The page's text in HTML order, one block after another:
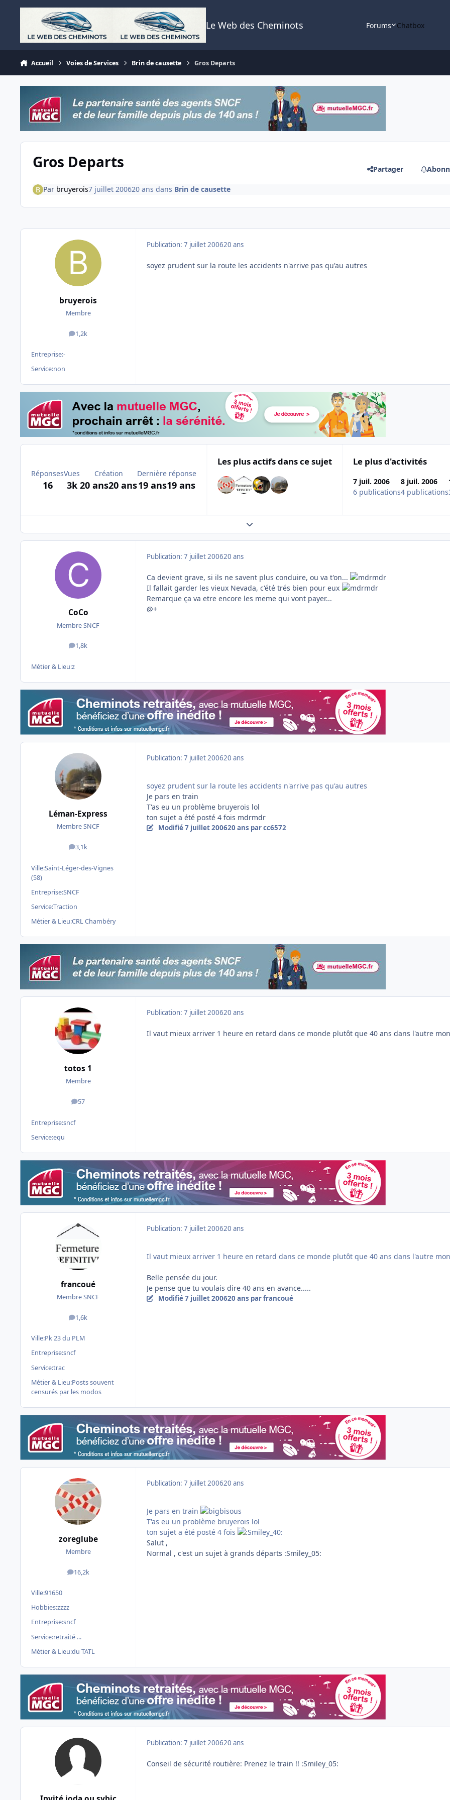
Aller au contenu
Le Web des Cheminots Forums Chatbox
Accueil Voies de Services Brin de causette Gros Departs
Gros Departs Partager
Par bruyerois7 juillet 200620 ans dans Brin de causette
bruyerois
Membre
1,2k
messages
Entreprise:-
Service:non
Publication: 7 juillet 200620 ans
soyez prudent sur la route les accidents n'arrive pas qu'au autres
Réponses
16
Vues
3k
Création
20 ans20 ans
Dernière réponse
19 ans19 ans
Les plus actifs dans ce sujet Le plus d'activités
7 juil. 2006
6 publications
8 juil. 2006
4 publications
Expand topic overview
CoCo
Membre SNCF
1,8k
messages
Métier & Lieu:z
Publication: 7 juillet 200620 ans
Ca devient grave, si ils ne savent plus conduire, ou va t'on...
Il fallait garder les vieux Nevada, c'été trés bien pour eux
Remarque ça va etre encore les meme qui vont payer...
@+
Léman-Express
Membre SNCF
3,1k
messages
Ville:Saint-Léger-des-Vignes
(58)
Entreprise:SNCF
Service:Traction
Métier & Lieu:CRL Chambéry
Publication: 7 juillet 200620 ans
soyez prudent sur la route les accidents n'arrive pas qu'au autres
Je pars en train
T'as eu un problème bruyerois lol
ton sujet a été posté 4 fois mdrmdr
Modifié7 juillet 200620 ans par cc6572
totos 1
Membre
57
messages
Entreprise:sncf
Service:equ
Publication: 7 juillet 200620 ans
Il vaut mieux arriver 1 heure en retard dans ce monde plutôt que 40 ans dans l'autre
francoué
Membre SNCF
1,6k
messages
Ville:Pk 23 du PLM
Entreprise:sncf
Service:trac
Métier & Lieu:Posts souvent
censurés par les modos
Publication: 7 juillet 200620 ans
Il vaut mieux arriver 1 heure en retard dans ce monde plutôt que 40 ans dans l'autre
Belle pensée du jour.
Je pense que tu voulais dire 40 ans en avance.....
Modifié7 juillet 200620 ans par francoué
zoreglube
Membre
16,2k
messages
Ville:91650
Hobbies:zzzz
Entreprise:sncf
Service:retraité ...
Métier & Lieu:du TATL
Publication: 7 juillet 200620 ans
Je pars en train
T'as eu un problème bruyerois lol
ton sujet a été posté 4 fois
Salut ,
Normal , c'est un sujet à grands départs :Smiley_05:
Publication: 7 juillet 200620 ans
Conseil de sécurité routière: Prenez le train !! :Smiley_05: